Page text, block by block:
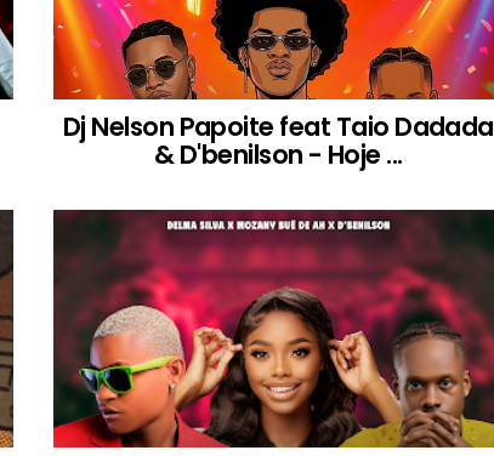
Dj Nelson Papoite feat Taio Dadada
& D'benilson - Hoje ...